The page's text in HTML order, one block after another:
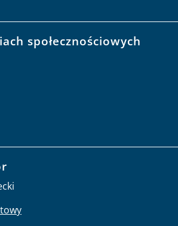
społecznościowych